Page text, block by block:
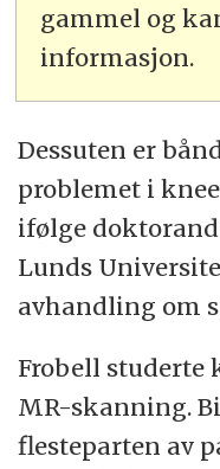
gammel og
informasjon.
Dessuten er
problemet i
ifølge doktorand
Lunds
avhandling om
Frobell studerte
MR-skanning.
flesteparten av